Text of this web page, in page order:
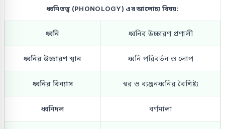
ধ্বনিতত্ত্ব (PHONOLOGY) এর আলোচ্য বিষয়:
ধ্বনি ধ্বনির উচ্চারণ প্রণালী
ধ্বনির উচ্চারণ স্থান ধ্বনি পরিবর্তন ও লোপ
ধ্বনির বিন্যাস স্বর ও ব্যঞ্জনধ্বনির বৈশিষ্ট্য
ধ্বনিদল বর্ণমালা